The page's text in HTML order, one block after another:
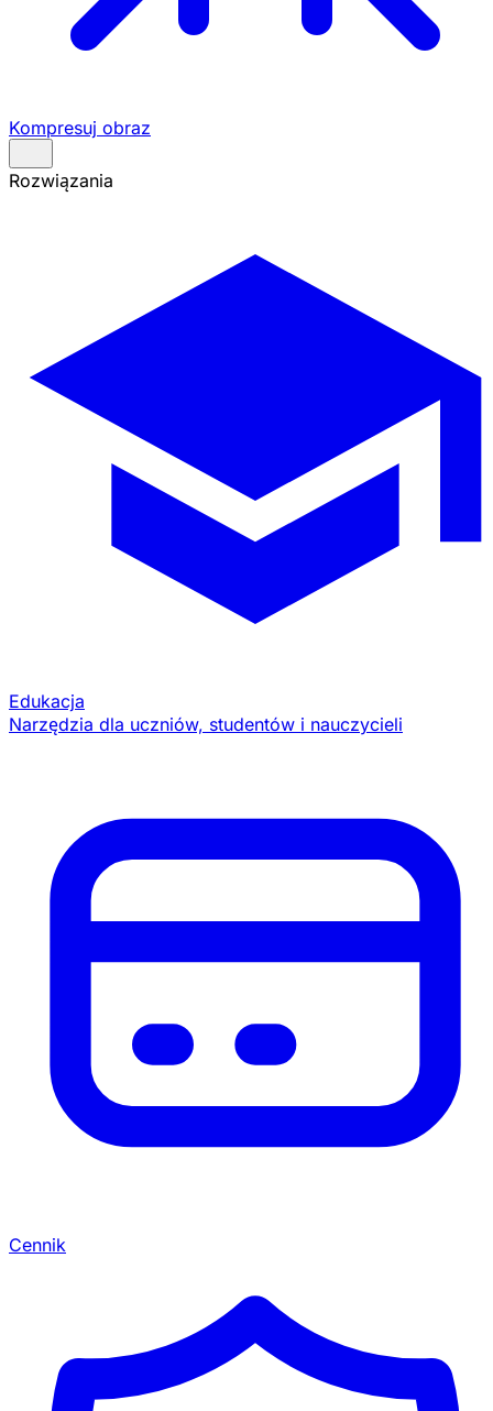
Kompresuj obraz
Rozwiązania
Edukacja
Narzędzia dla uczniów, studentów i nauczycieli
Cennik